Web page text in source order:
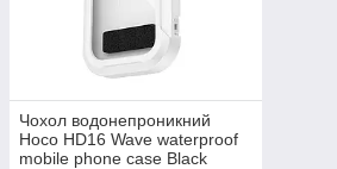
Чохол водонепроникний
Hoco HD16 Wave waterproof
mobile phone case Black